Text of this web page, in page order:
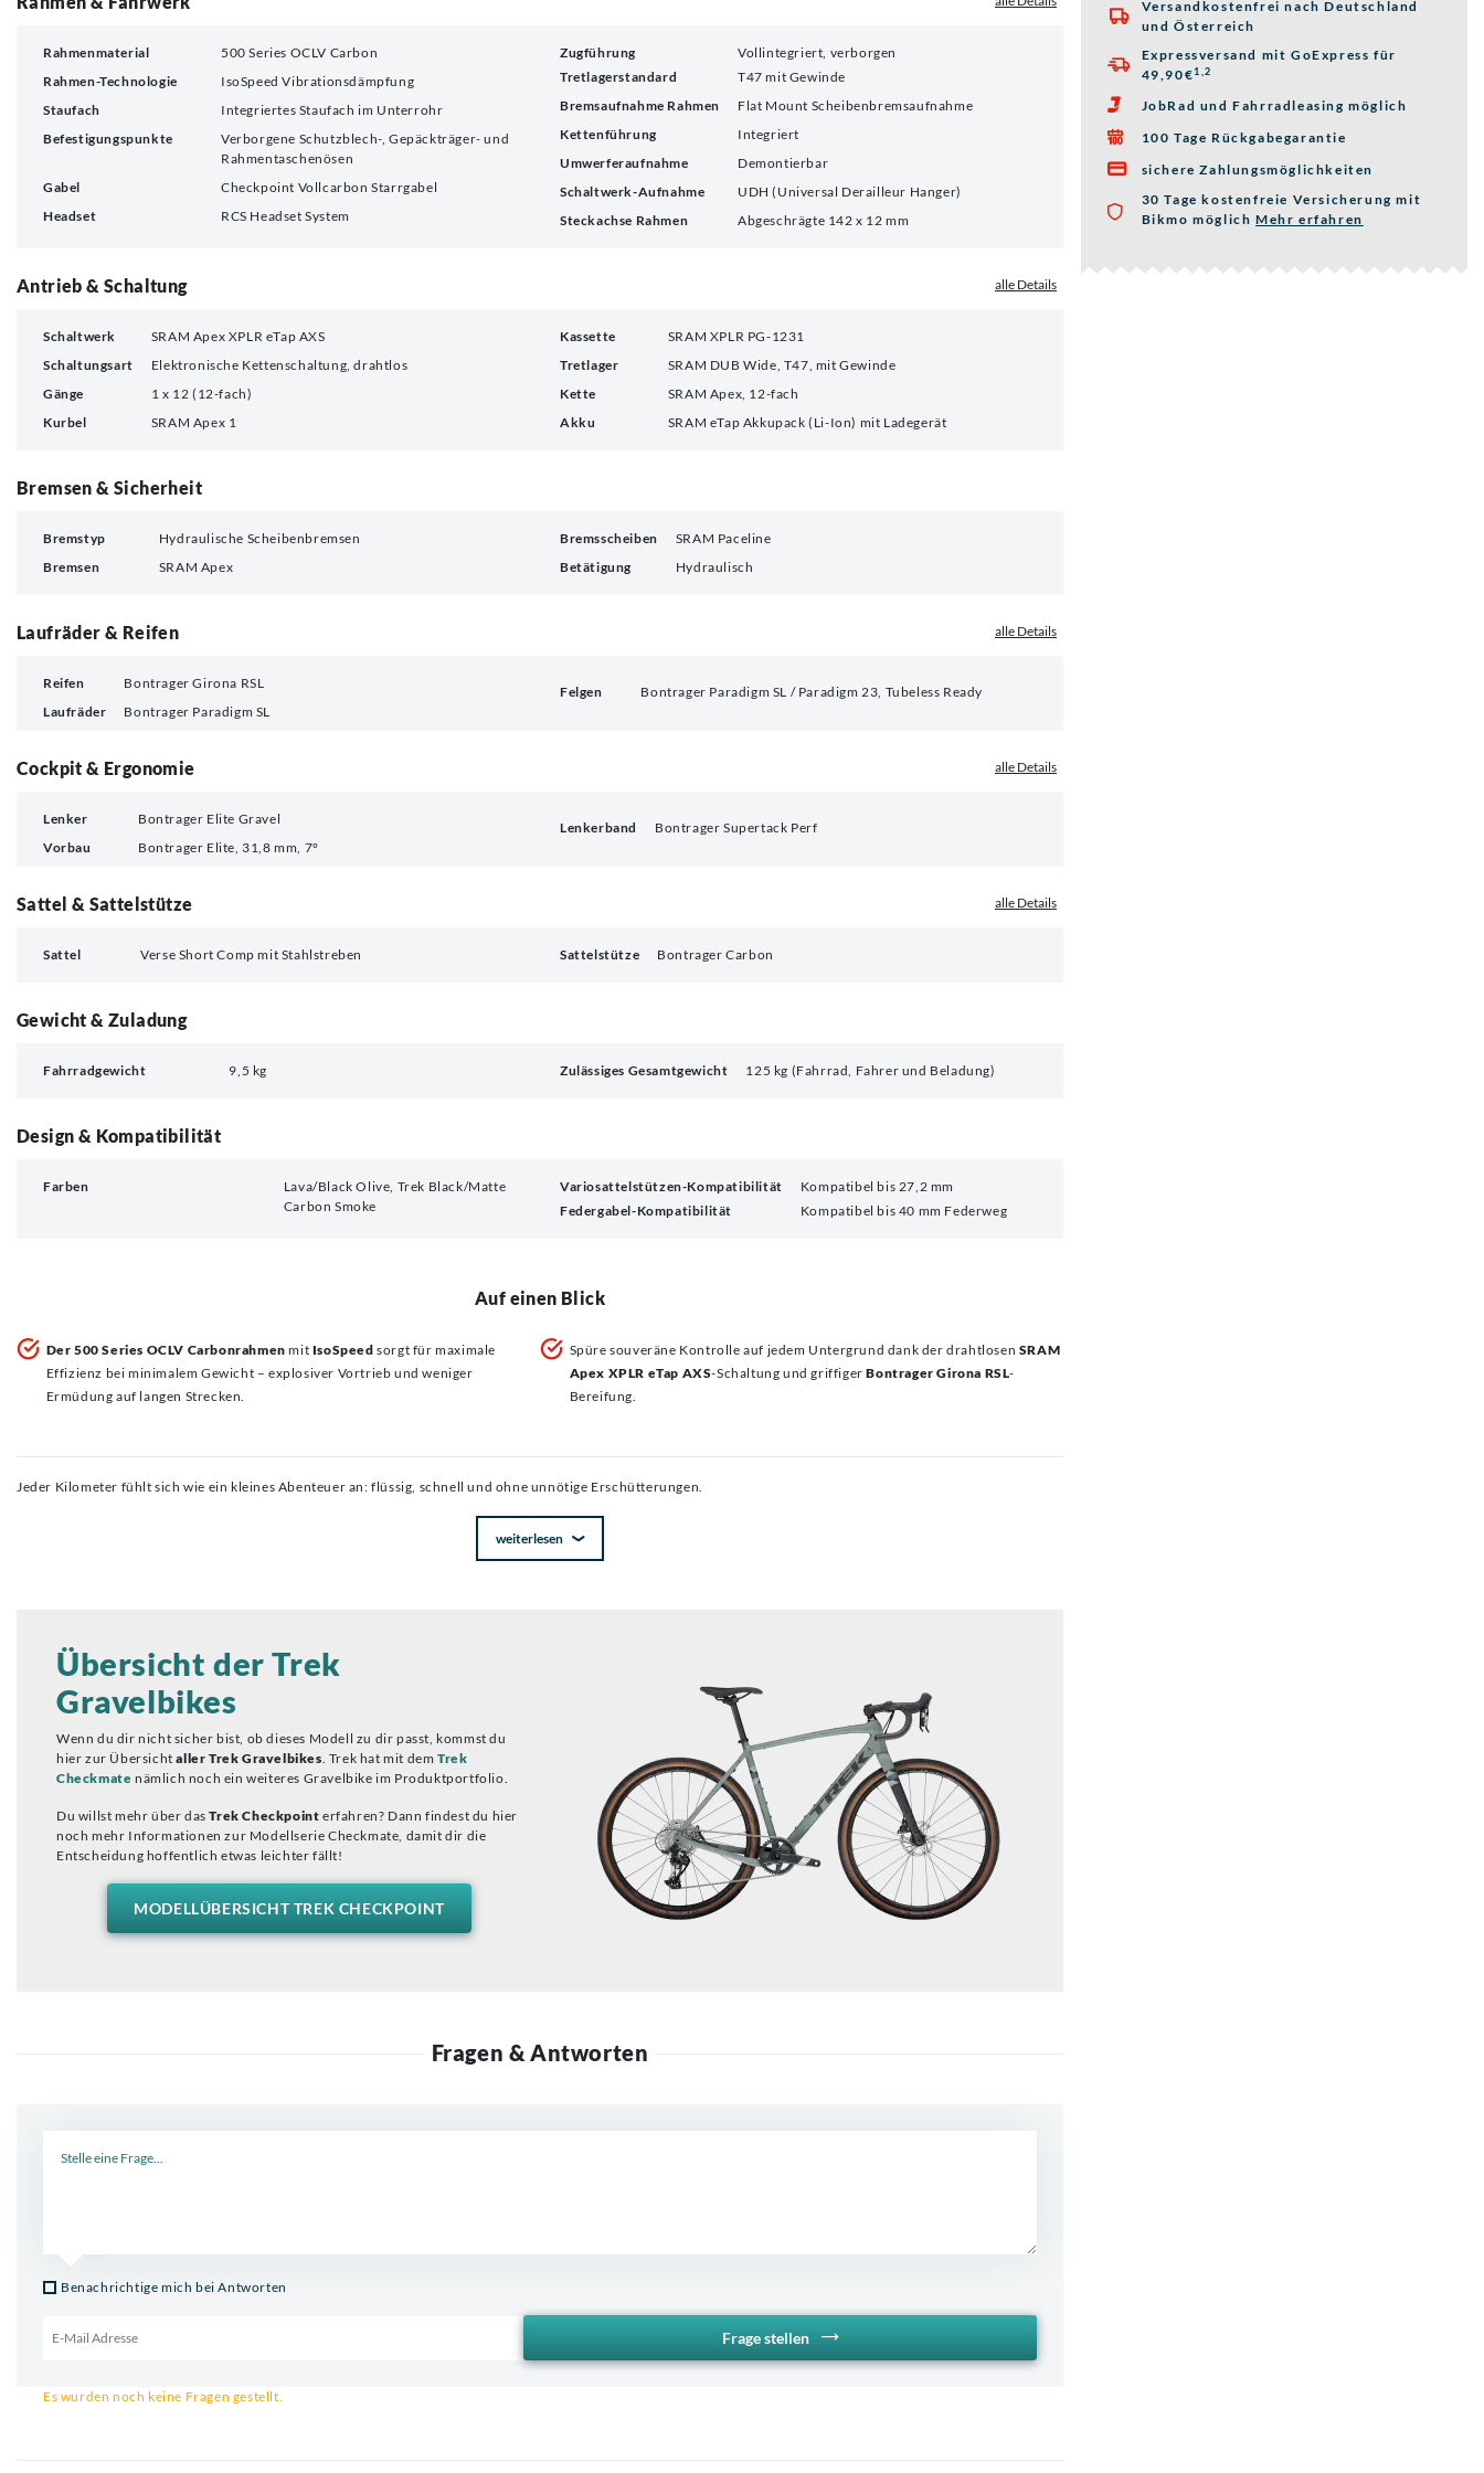

Versandkostenfrei nach Deutschland
und Österreich

Expressversand mit GoExpress für
49,90€1,2
 JobRad und Fahrradleasing möglich
 100 Tage Rückgabegarantie

sichere Zahlungsmöglichkeiten
30 Tage kostenfreie Versicherung mit
Bikmo möglichMehr erfahren
Rahmenmaterial
500 Series OCLV Carbon
Rahmen-Technologie
IsoSpeed Vibrationsdämpfung
Staufach
Integriertes Staufach im Unterrohr
Befestigungspunkte
Verborgene Schutzblech-, Gepäckträger- und
Rahmentaschenösen
Gabel
Checkpoint Vollcarbon Starrgabel
Headset
RCS Headset System
Zugführung
Vollintegriert, verborgen
Tretlagerstandard
T47 mit Gewinde
Bremsaufnahme Rahmen
Flat Mount Scheibenbremsaufnahme
Kettenführung
Integriert
Umwerferaufnahme
Demontierbar
Schaltwerk-Aufnahme
UDH (Universal Derailleur Hanger)
Steckachse Rahmen
Abgeschrägte 142 x 12 mm
Antrieb & Schaltung alle Details
Schaltwerk
SRAM Apex XPLR eTap AXS
Schaltungsart
Elektronische Kettenschaltung, drahtlos
Gänge
1 x 12 (12-fach)
Kurbel
SRAM Apex 1
Kassette
SRAM XPLR PG-1231
Tretlager
SRAM DUB Wide, T47, mit Gewinde
Kette
SRAM Apex, 12-fach
Akku
SRAM eTap Akkupack (Li-Ion) mit Ladegerät
Bremsen & Sicherheit
Bremstyp
Hydraulische Scheibenbremsen
Bremsen
SRAM Apex
Bremsscheiben
SRAM Paceline
Betätigung
Hydraulisch
Laufräder & Reifen alle Details
Reifen
Bontrager Girona RSL
Laufräder
Bontrager Paradigm SL
Felgen Bontrager Paradigm SL / Paradigm 23, Tubeless Ready
Cockpit & Ergonomie alle Details
Lenker
Bontrager Elite Gravel
Vorbau
Bontrager Elite, 31,8 mm, 7°
Lenkerband Bontrager Supertack Perf
Sattel & Sattelstütze alle Details
Sattel Verse Short Comp mit Stahlstreben Sattelstütze Bontrager Carbon
Gewicht & Zuladung
Fahrradgewicht 9,5 kg Zulässiges Gesamtgewicht 125 kg (Fahrrad, Fahrer und Beladung)
Design & Kompatibilität
Farben
Lava/Black Olive, Trek Black/Matte
Carbon Smoke
Variosattelstützen-Kompatibilität
Kompatibel bis 27,2 mm
Federgabel-Kompatibilität
Kompatibel bis 40 mm Federweg
Auf einen Blick
Der 500 Series OCLV Carbonrahmen mit IsoSpeed sorgt für maximale
Effizienz bei minimalem Gewicht – explosiver Vortrieb und weniger
Ermüdung auf langen Strecken.
Spüre souveräne Kontrolle auf jedem Untergrund dank der drahtlosen SRAM
Apex XPLR eTap AXS-Schaltung und griffigerBontrager Girona RSL-
Bereifung.
Jeder Kilometer fühlt sich wie ein kleines Abenteuer an: flüssig, schnell und ohne unnötige Erschütterungen.
weiterlesen
Übersicht der Trek
Gravelbikes
Wenn du dir nicht sicher bist, ob dieses Modell zu dir passt, kommst du
hier zur Übersichtaller Trek Gravelbikes. Trek hat mit demTrek
Checkmate nämlich noch ein weiteres Gravelbike im Produktportfolio.
Du willst mehr über dasTrek Checkpoint erfahren? Dann findest du hier
noch mehr Informationen zur Modellserie Checkmate, damit dir die
Entscheidung hoffentlich etwas leichter fällt!
MODELLÜBERSICHT TREK CHECKPOINT
Fragen & Antworten
Benachrichtige mich bei Antworten
Frage stellen
Es wurden noch keine Fragen gestellt.